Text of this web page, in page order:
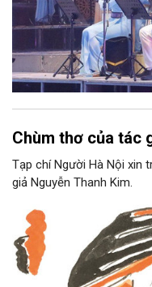
Chùm thơ của tác
Tạp chí Người Hà Nội xin
giả Nguyễn Thanh Kim.